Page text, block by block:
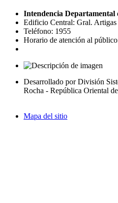
Intendencia Departamental
Edificio Central: Gral. Artigas
Teléfono: 1955
Horario de atención al
Desarrollado por División
Rocha - República Oriental
Mapa del sitio